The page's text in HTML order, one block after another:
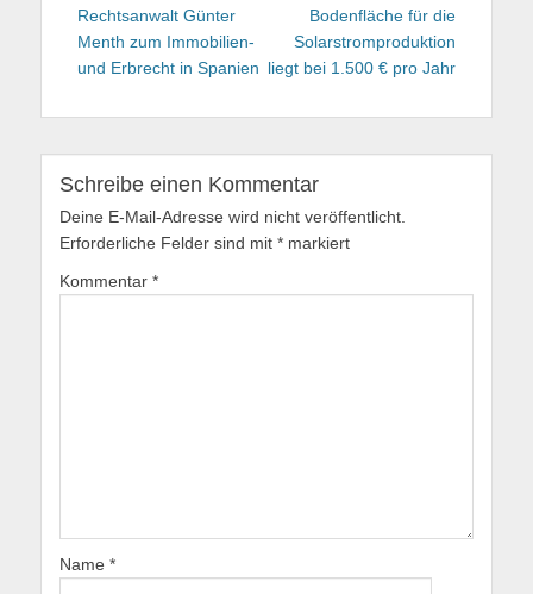
Rechtsanwalt Günter
Menth zum Immobilien-
und Erbrecht in Spanien
Bodenfläche für die
Solarstromproduktion
liegt bei 1.500 € pro Jahr
Schreibe einen Kommentar
Deine E-Mail-Adresse wird nicht veröffentlicht.
Erforderliche Felder sind mit * markiert
Kommentar *
Name *